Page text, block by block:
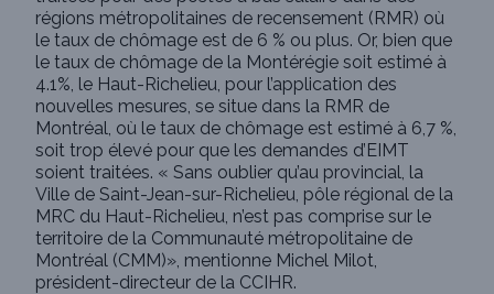
régions métropolitaines de recensement (RMR) où
le taux de chômage est de 6 % ou plus. Or, bien que
le taux de chômage de la Montérégie soit estimé à
4.1%, le Haut-Richelieu, pour l’application des
nouvelles mesures, se situe dans la RMR de
Montréal, où le taux de chômage est estimé à 6,7 %,
soit trop élevé pour que les demandes d’EIMT
soient traitées. « Sans oublier qu’au provincial, la
Ville de Saint-Jean-sur-Richelieu, pôle régional de la
MRC du Haut-Richelieu, n’est pas comprise sur le
territoire de la Communauté métropolitaine de
Montréal (CMM)», mentionne Michel Milot,
président-directeur de la CCIHR.